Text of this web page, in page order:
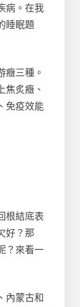
病。在我
睡眠題
癥三種。
焦炙癥、
免疫效能
根結底表
好？那
？來看一
內蒙古和